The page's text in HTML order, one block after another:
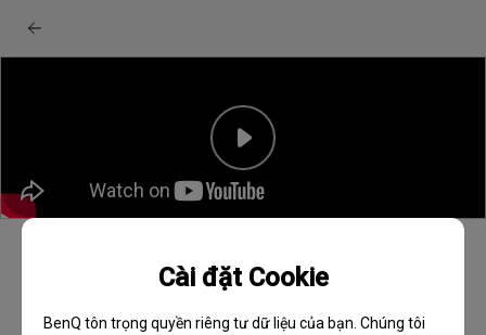
Cài đặt Cookie
BenQ tôn trọng quyền riêng tư dữ liệu của bạn. Chúng tôi
động nhanh Sync control